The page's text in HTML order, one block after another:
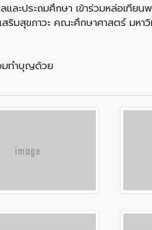
ละประถมศึกษา เข้าร่วมหล่อเทีย
ริมสุขภาวะ คณะศึกษาศาสตร์ มห
มทำบุญด้วย